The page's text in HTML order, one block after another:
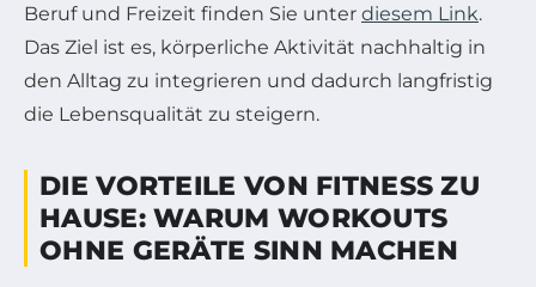
Beruf und Freizeit finden Sie unter diesem Link.
Das Ziel ist es, körperliche Aktivität nachhaltig in
den Alltag zu integrieren und dadurch langfristig
die Lebensqualität zu steigern.
DIE VORTEILE VON FITNESS ZU
HAUSE: WARUM WORKOUTS
OHNE GERÄTE SINN MACHEN